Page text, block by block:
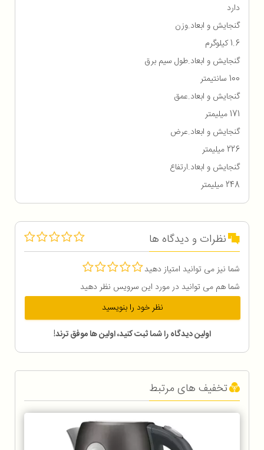
دارد
گنجایش و ابعاد.وزن
1.6 کیلوگرم
گنجایش و ابعاد.طول سیم برق
100 سانتیمتر
گنجایش و ابعاد.عمق
171 میلیمتر
گنجایش و ابعاد.عرض
226 میلیمتر
گنجایش و ابعاد.ارتفاع
248 میلیمتر
نظرات و دیدگاه ها
شما نیز می توانید امتیاز دهید
شما هم می توانید در مورد این سرویس نظر دهید
نظر خود را بنویسید
اولین دیدگاه را شما ثبت کنید، اولین ها موفق ترند!
تخفیف های مرتبط